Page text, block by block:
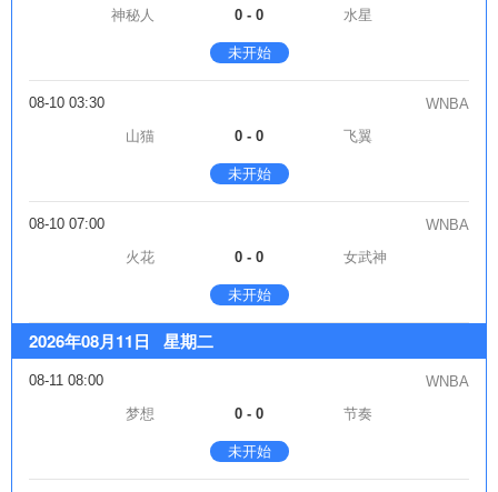
神秘人
0 - 0 水星
未开始
08-10 03:30
WNBA
山猫
0 - 0 飞翼
未开始
08-10 07:00
WNBA
火花
0 - 0 女武神
未开始
2026年08月11日 星期二
08-11 08:00
WNBA
梦想
0 - 0 节奏
未开始